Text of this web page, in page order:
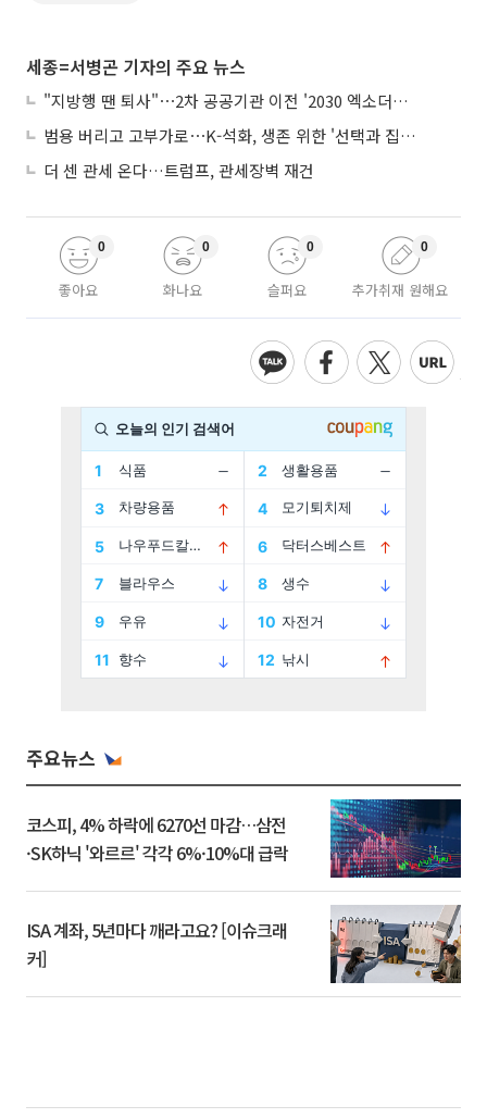
세종=서병곤 기자의 주요 뉴스
"지방행 땐 퇴사"⋯2차 공공기관 이전 '2030 엑소더스' 뇌관
범용 버리고 고부가로⋯K-석화, 생존 위한 '선택과 집중'
더 센 관세 온다…트럼프, 관세장벽 재건
좋아요
0
화나요
0
슬퍼요
0
추가취재 원해요
0
주요뉴스
코스피, 4% 하락에 6270선 마감…삼전
·SK하닉 '와르르' 각각 6%·10%대 급락
ISA 계좌, 5년마다 깨라고요? [이슈크래
커]